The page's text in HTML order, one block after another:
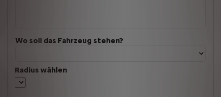
Wo soll das Fahrzeug stehen?
Radius wählen